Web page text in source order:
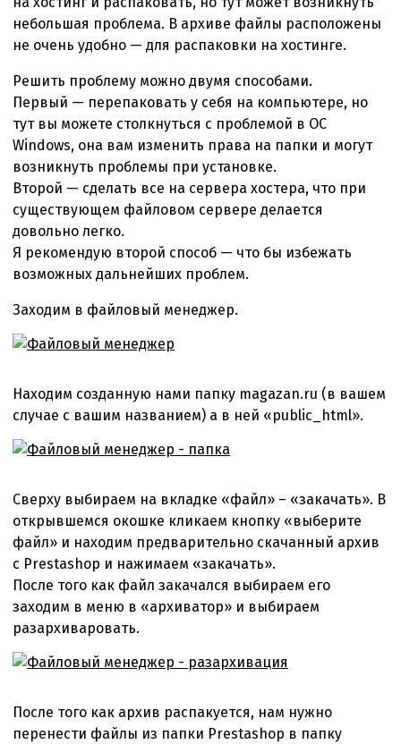
небольшая проблема. В архиве файлы расположены
не очень удобно — для распаковки на хостинге.
Решить проблему можно двумя способами.
Первый — перепаковать у себя на компьютере, но
тут вы можете столкнуться с проблемой в ОС
Windows, она вам изменить права на папки и могут
возникнуть проблемы при установке.
Второй — сделать все на сервера хостера, что при
существующем файловом сервере делается
довольно легко.
Я рекомендую второй способ — что бы избежать
возможных дальнейших проблем.
Заходим в файловый менеджер.
Находим созданную нами папку magazan.ru (в вашем
случае с вашим названием) а в ней «public_html».
Сверху выбираем на вкладке «файл» – «закачать». В
открывшемся окошке кликаем кнопку «выберите
файл» и находим предварительно скачанный архив
с Prestashop и нажимаем «закачать».
После того как файл закачался выбираем его
заходим в меню в «архиватор» и выбираем
разархиваровать.
После того как архив распакуется, нам нужно
перенести файлы из папки Prestashop в папку